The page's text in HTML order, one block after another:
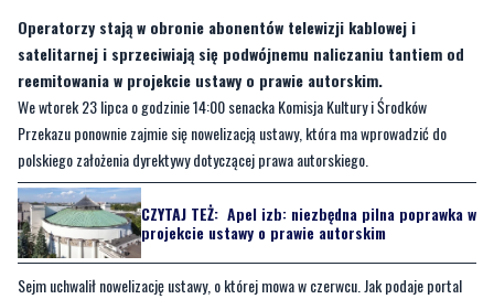
Operatorzy stają w obronie abonentów telewizji kablowej i
satelitarnej i sprzeciwiają się podwójnemu naliczaniu tantiem od
reemitowania w projekcie ustawy o prawie autorskim.
We wtorek 23 lipca o godzinie 14:00 senacka Komisja Kultury i Środków
Przekazu ponownie zajmie się nowelizacją ustawy, która ma wprowadzić do
polskiego założenia dyrektywy dotyczącej prawa autorskiego.
CZYTAJ TEŻ: Apel izb: niezbędna pilna poprawka w
projekcie ustawy o prawie autorskim
Sejm uchwalił nowelizację ustawy, o której mowa w czerwcu. Jak podaje portal